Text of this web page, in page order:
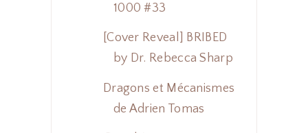
1000 #33
[Cover Reveal] BRIBED
by Dr. Rebecca Sharp
Dragons et Mécanismes
de Adrien Tomas